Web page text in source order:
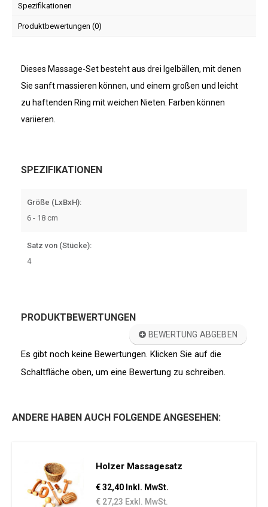
Spezifikationen
Produktbewertungen (0)
Dieses Massage-Set besteht aus drei Igelbällen, mit denen
Sie sanft massieren können, und einem großen und leicht
zu haftenden Ring mit weichen Nieten. Farben können
variieren.
SPEZIFIKATIONEN
Größe (LxBxH):
6 - 18 cm
Satz von (Stücke):
4
PRODUKTBEWERTUNGEN
BEWERTUNG ABGEBEN
Es gibt noch keine Bewertungen. Klicken Sie auf die
Schaltfläche oben, um eine Bewertung zu schreiben.
ANDERE HABEN AUCH FOLGENDE ANGESEHEN:
Holzer Massagesatz
€ 32,40 Inkl. MwSt.
€ 27,23 Exkl. MwSt.